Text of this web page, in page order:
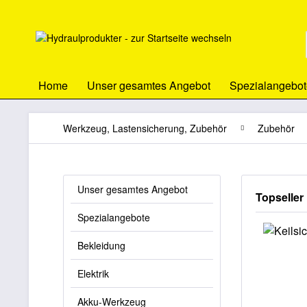
Home Unser gesamtes Angebot
Werkzeug, Lastensicherung, Zubehör Zubehör
Unser gesamtes Angebot
Spezialangebote
Bekleidung
Elektrik
Akku-Werkzeug
Topseller